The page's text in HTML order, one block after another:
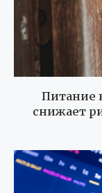
Питание
снижает